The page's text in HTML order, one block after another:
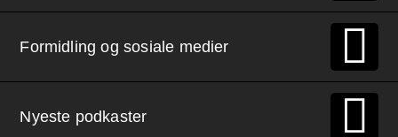
Formidling og sosiale medier
Nyeste podkaster